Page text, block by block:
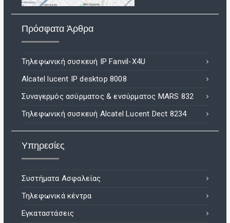
Πρόσφατα Άρθρα
Τηλεφωνική συσκευή IP Fanvil-X4U
Alcatel lucent IP desktop 8008
Συναγερμός ασύρματος & ενσύρματος MARS 832
Τηλεφωνική συσκευή Alcatel Lucent Dect 8234
Υπηρεσίες
Συστήματα Ασφαλείας
Τηλεφωνικά κέντρα
Εγκαταστάσεις